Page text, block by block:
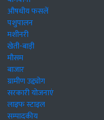
औषधीय फसलें
पशुपालन
मशीनरी
खेती-बाड़ी
मौसम
बाजार
ग्रामीण उद्द्योग
सरकारी योजनाएं
लाइफ स्टाइल
सम्पादकीय